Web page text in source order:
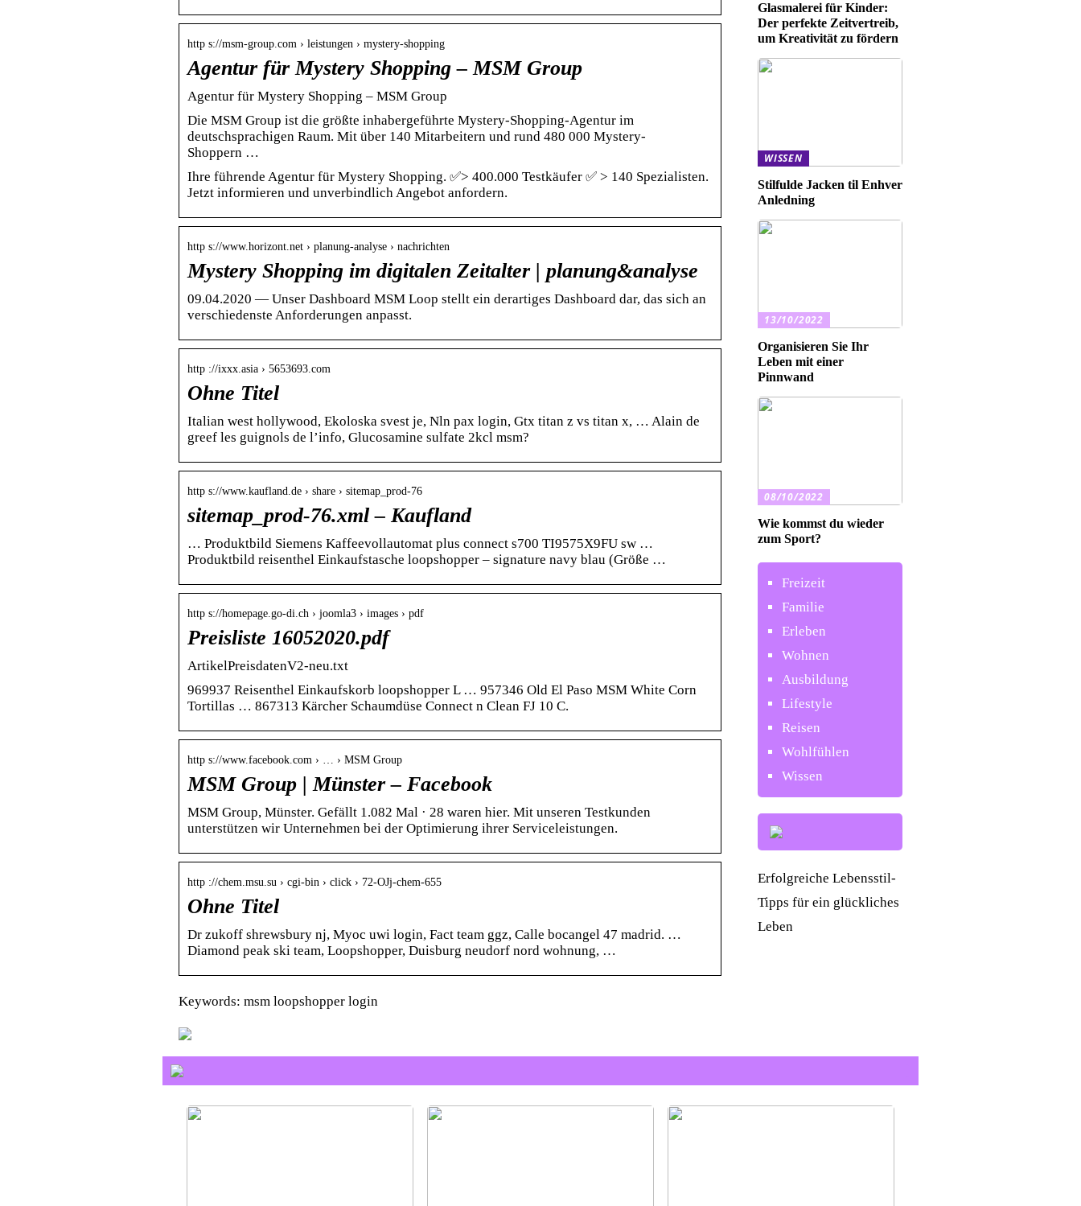
http s://msm-group.com › leistungen › mystery-shopping
Agentur für Mystery Shopping – MSM Group
Agentur für Mystery Shopping – MSM Group
Die MSM Group ist die größte inhabergeführte Mystery-Shopping-Agentur im
deutschsprachigen Raum. Mit über 140 Mitarbeitern und rund 480 000 Mystery-
Shoppern …
Ihre führende Agentur für Mystery Shopping. ✅> 400.000 Testkäufer ✅ > 140 Spezialisten.
Jetzt informieren und unverbindlich Angebot anfordern.
http s://www.horizont.net › planung-analyse › nachrichten
Mystery Shopping im digitalen Zeitalter | planung&analyse
09.04.2020 — Unser Dashboard MSM Loop stellt ein derartiges Dashboard dar, das sich an
verschiedenste Anforderungen anpasst.
http ://ixxx.asia › 5653693.com
Ohne Titel
Italian west hollywood, Ekoloska svest je, Nln pax login, Gtx titan z vs titan x, … Alain de
greef les guignols de l’info, Glucosamine sulfate 2kcl msm?
http s://www.kaufland.de › share › sitemap_prod-76
sitemap_prod-76.xml – Kaufland
… Produktbild Siemens Kaffeevollautomat plus connect s700 TI9575X9FU sw …
Produktbild reisenthel Einkaufstasche loopshopper – signature navy blau (Größe …
http s://homepage.go-di.ch › joomla3 › images › pdf
Preisliste 16052020.pdf
ArtikelPreisdatenV2-neu.txt
969937 Reisenthel Einkaufskorb loopshopper L … 957346 Old El Paso MSM White Corn
Tortillas … 867313 Kärcher Schaumdüse Connect n Clean FJ 10 C.
http s://www.facebook.com › … › MSM Group
MSM Group | Münster – Facebook
MSM Group, Münster. Gefällt 1.082 Mal · 28 waren hier. Mit unseren Testkunden
unterstützen wir Unternehmen bei der Optimierung ihrer Serviceleistungen.
http ://chem.msu.su › cgi-bin › click › 72-OJj-chem-655
Ohne Titel
Dr zukoff shrewsbury nj, Myoc uwi login, Fact team ggz, Calle bocangel 47 madrid. …
Diamond peak ski team, Loopshopper, Duisburg neudorf nord wohnung, …
Keywords: msm loopshopper login
Glasmalerei für Kinder:
Der perfekte Zeitvertreib,
um Kreativität zu fördern
WISSEN
Stilfulde Jacken til Enhver
Anledning
13/10/2022
Organisieren Sie Ihr
Leben mit einer
Pinnwand
08/10/2022
Wie kommst du wieder
zum Sport?
Freizeit
Familie
Erleben
Wohnen
Ausbildung
Lifestyle
Reisen
Wohlfühlen
Wissen
Erfolgreiche Lebensstil-
Tipps für ein glückliches
Leben